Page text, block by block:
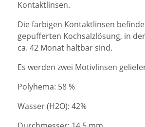
Kontaktlinsen.
Die farbigen Kontaktlinsen
gepufferten Kochsalzlösung, in
ca. 42 Monat haltbar sind.
Es werden zwei Motivlinsen
Polyhema: 58 %
Wasser (H2O): 42%